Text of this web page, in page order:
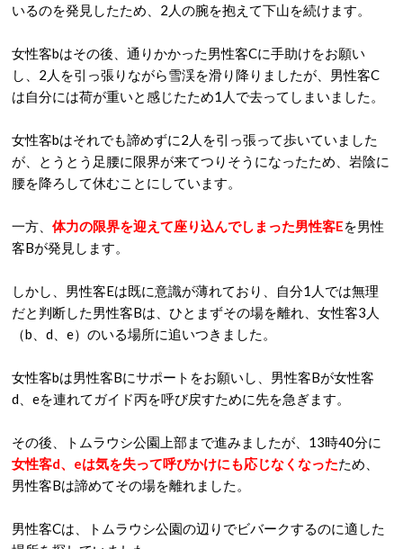
いるのを発見したため、2人の腕を抱えて下山を続けます。
女性客bはその後、通りかかった男性客Cに手助けをお願い
し、2人を引っ張りながら雪渓を滑り降りましたが、男性客C
は自分には荷が重いと感じたため1人で去ってしまいました。
女性客bはそれでも諦めずに2人を引っ張って歩いていました
が、とうとう足腰に限界が来てつりそうになったため、岩陰に
腰を降ろして休むことにしています。
一方、 体力の限界を迎えて座り込んでしまった男性客Eを男性
客Bが発見します。
しかし、 男性客Eは既に意識が薄れており、自分1人では無理
だと判断した男性客Bは、ひとまずその場を離れ、女性客3人
（b、d、e）のいる場所に追いつきました。
女性客bは男性客Bにサポートをお願いし、男性客Bが女性客
d、eを連れてガイド丙を呼び戻すために先を急ぎます。
その後、トムラウシ公園上部まで進みましたが、13時40分に
女性客d、eは気を失って呼びかけにも応じなくなったため、
男性客Bは諦めてその場を離れました。
男性客Cは、トムラウシ公園の辺りでビバークするのに適した